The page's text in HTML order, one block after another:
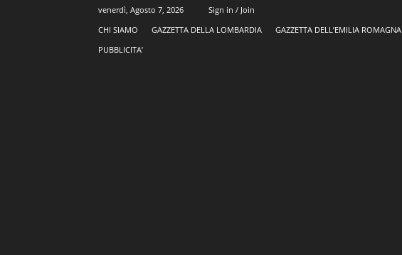
venerdì, Agosto 7, 2026
Sign in / Join
CHI SIAMO
GAZZETTA DELLA LOMBARDIA GAZZETTA DELL’EMILIA ROMAGNA
PUBBLICITA’